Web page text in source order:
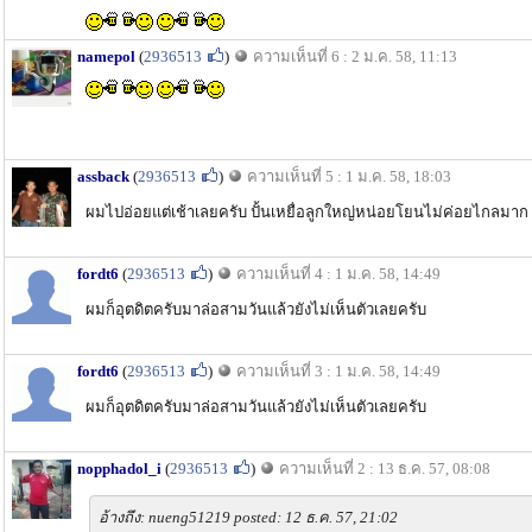
namepol (2936513 ) ความเห็นที่ 6 : 2 ม.ค. 58, 11:13
assback(2936513 ) ความเห็นที่ 5 : 1 ม.ค. 58, 18:03
ผมไปอ่อยแต่เช้าเลยครับ ปั้นเหยื่อลูกใหญ่หน่อยโยนไม่ค่อยไกลมา
fordt6 (2936513 ) ความเห็นที่ 4 : 1 ม.ค. 58, 14:49
ผมก็อุตดิตครับมาล่อสามวันแล้วยังไม่เห็นตัวเลยครับ
fordt6 (2936513 ) ความเห็นที่ 3 : 1 ม.ค. 58, 14:49
ผมก็อุตดิตครับมาล่อสามวันแล้วยังไม่เห็นตัวเลยครับ
nopphadol_i (2936513 ) ความเห็นที่ 2 : 13 ธ.ค. 57, 08:08
อ้างถึง: nueng51219 posted: 12 ธ.ค. 57, 21:02